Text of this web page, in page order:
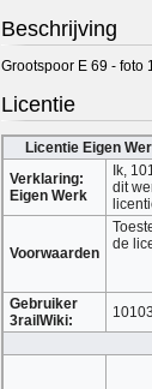
Beschrijving
Grootspoor E 69 - foto
Licentie
Licentie Eigen
Verklaring:
Eigen Werk
Ik,
dit
Voorwaarden
de
Gebruiker
3railWiki: